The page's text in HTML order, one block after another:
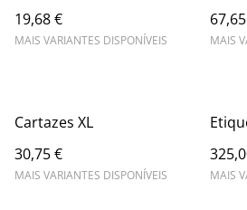
19,68 €
MAIS VARIANTES DISPONÍVEIS MAIS
Cartazes XL
30,75 €
MAIS VARIANTES DISPONÍVEIS MAIS